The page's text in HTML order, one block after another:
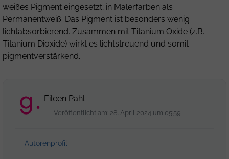
weißes Pigment eingesetzt; in Malerfarben als
Permanentweiß. Das Pigment ist besonders wenig
lichtabsorbierend. Zusammen mit Titanium Oxide (z.B.
Titanium Dioxide) wirkt es lichtstreuend und somit
pigmentverstärkend.
Eileen Pahl
Veröffentlicht am: 28. April 2024 um 05:59
Autorenprofil